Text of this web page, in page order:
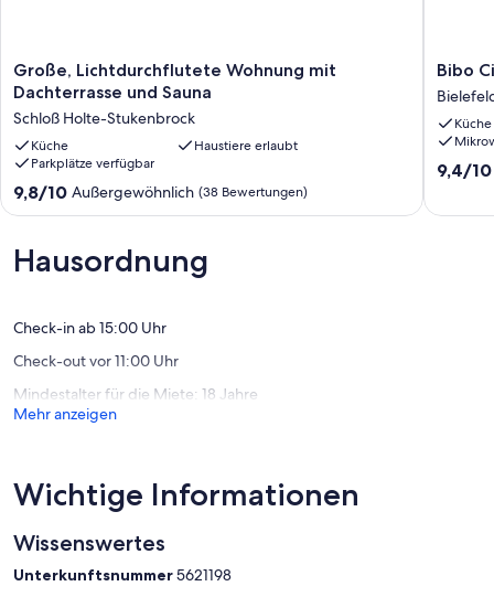
Große,
Lichtdurchflutete
mit
Dachterrasse
und
Sauna
Schloß
Stukenbrock
Große, Lichtdurchflutete Wohnung mit
Dachterrasse und Sauna
Schloß Holte-Stukenbrock
Küche
Haustiere erlaubt
Parkplätze verfügbar
9.8
Außergewöhnlich,
(38
9,8/10 Außergewöhnlich (38 Bewertungen)
Bibo
City
2
mit
Terasse
Bibo
Küche
9.4
9,4/10
Hausordnung
Check-in ab 15:00 Uhr
Check-out vor 11:00 Uhr
Mindestalter für die Miete: 18 Jahre
Mehr anzeigen
Wichtige Informationen
Wissenswertes
Unterkunftsnummer5621198